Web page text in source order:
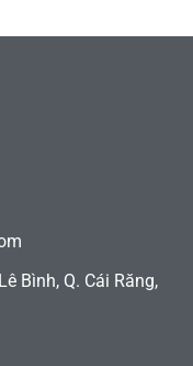
Bình, Q. Cái Răng,